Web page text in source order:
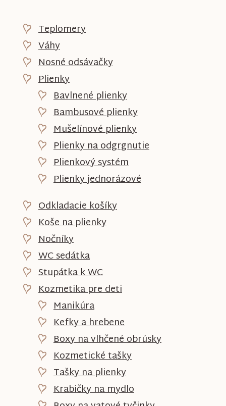
Teplomery
Váhy
Nosné odsávačky
Plienky
Bavlnené plienky
Bambusové plienky
Mušelínové plienky
Plienky na odgrgnutie
Plienkový systém
Plienky jednorázové
Odkladacie košíky
Koše na plienky
Nočníky
WC sedátka
Stupátka k WC
Kozmetika pre deti
Manikúra
Kefky a hrebene
Boxy na vlhčené obrúsky
Kozmetické tašky
Tašky na plienky
Krabičky na mydlo